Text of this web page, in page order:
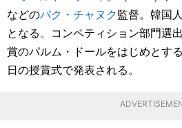
などのパク・チャヌク監督。韓国
となる。コンペティション部門選
賞のパルム・ドールをはじめとす
日の授賞式で発表される。